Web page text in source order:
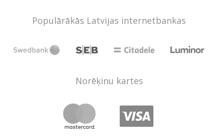
Populārākās Latvijas internetbankas
Norēķinu kartes